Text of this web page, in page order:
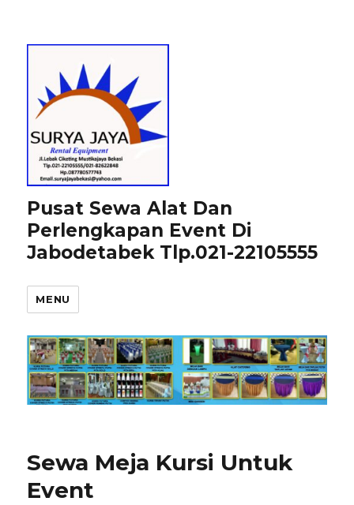
Pusat Sewa Alat Dan
Perlengkapan Event Di
Jabodetabek Tlp.021-22105555
MENU
Sewa Meja Kursi Untuk
Event